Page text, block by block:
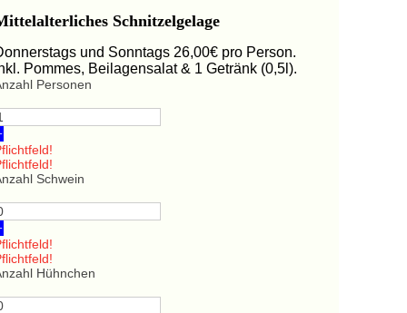
Schnitzelgelage
und Sonntags 26,00€ pro Person.
Pommes, Beilagensalat & 1 Getränk (0,5l).
Personen
Schwein
Hühnchen